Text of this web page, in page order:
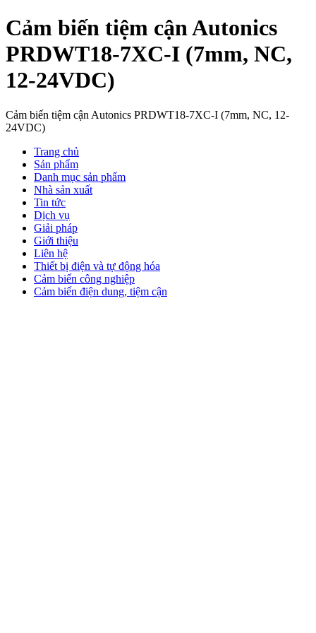
Cảm biến tiệm cận Autonics
PRDWT18-7XC-I (7mm, NC,
12-24VDC)
Cảm biến tiệm cận Autonics PRDWT18-7XC-I (7mm, NC, 12-
24VDC)
Trang chủ
Sản phẩm
Danh mục sản phẩm
Nhà sản xuất
Tin tức
Dịch vụ
Giải pháp
Giới thiệu
Liên hệ
Thiết bị điện và tự động hóa
Cảm biến công nghiệp
Cảm biến điện dung, tiệm cận